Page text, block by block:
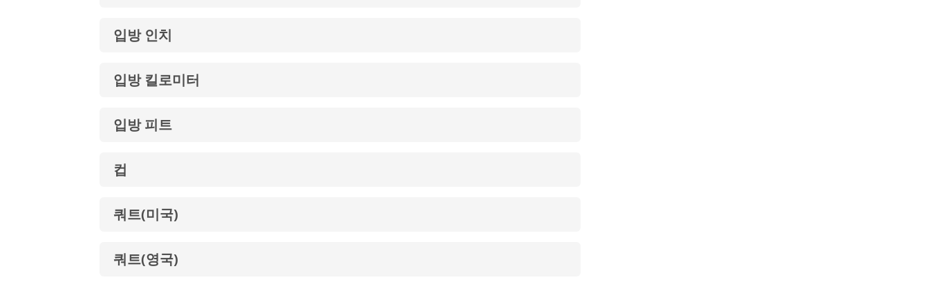
입방 인치
입방 킬로미터
입방 피트
컵
쿼트(미국)
쿼트(영국)